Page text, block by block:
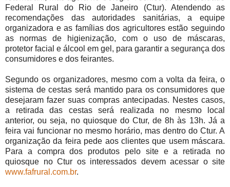
Federal Rural do Rio de Janeiro (Ctur). Atendendo as
recomendações das autoridades sanitárias, a equipe
organizadora e as famílias dos agricultores estão seguindo
as normas de higienização, com o uso de máscaras,
protetor facial e álcool em gel, para garantir a segurança dos
consumidores e dos feirantes.
Segundo os organizadores, mesmo com a volta da feira, o
sistema de cestas será mantido para os consumidores que
desejaram fazer suas compras antecipadas. Nestes casos,
a retirada das cestas será realizada no mesmo local
anterior, ou seja, no quiosque do Ctur, de 8h às 13h. Já a
feira vai funcionar no mesmo horário, mas dentro do Ctur. A
organização da feira pede aos clientes que usem máscara.
Para a compra dos produtos pelo site e a retirada no
quiosque no Ctur os interessados devem acessar o site
www.fafrural.com.br.